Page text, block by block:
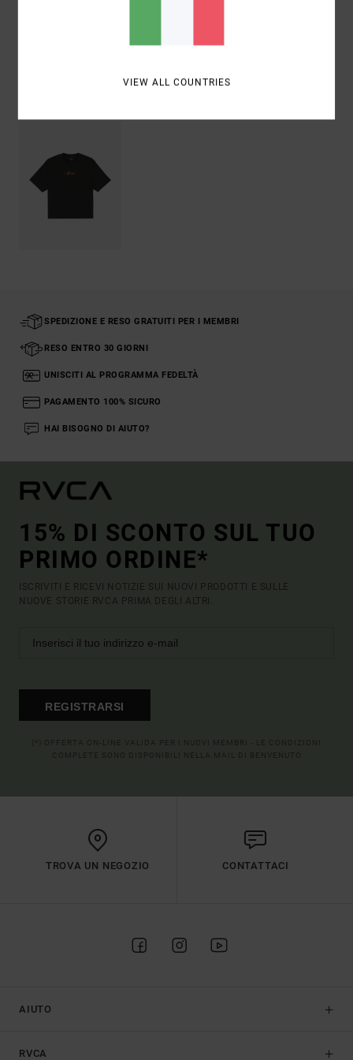
SPEDIZIONE E RESO GRATUITI PER I MEMBRI
RESO ENTRO 30 GIORNI
UNISCITI AL PROGRAMMA FEDELTÀ
PAGAMENTO 100% SICURO
HAI BISOGNO DI AIUTO?
15% DI SCONTO SUL TUO
PRIMO ORDINE*
ISCRIVITI E RICEVI NOTIZIE SUI NUOVI PRODOTTI E SULLE
NUOVE STORIE RVCA PRIMA DEGLI ALTRI.
REGISTRARSI
TROVA UN NEGOZIO CONTATTACI
AIUTO
RVCA
VIEW ALL COUNTRIES